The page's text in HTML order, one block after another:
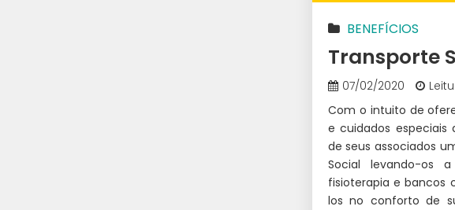
BENEFÍCIOS
Transporte
07/02/2020
Com o intuito de
e cuidados especiais
de seus associados
Social levando-os
fisioterapia e bancos
los no conforto de